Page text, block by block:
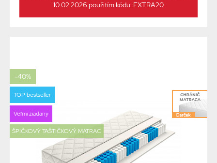
10.02.2026 použitím kódu: EXTRA20
-40%
TOP bestseller
Veľmi žiadaný
ŠPIČKOVÝ TAŠTIČKOVÝ MATRAC